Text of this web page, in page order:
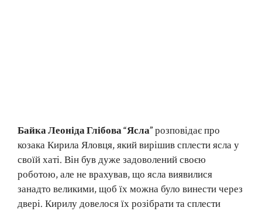
Байка Леоніда Глібова “Ясла”розповідає про
козака Кирила Яловця, який вирішив сплести ясла у
своїй хаті. Він був дуже задоволений своєю
роботою, але не врахував, що ясла виявилися
занадто великими, щоб їх можна було винести через
двері. Кирилу довелося їх розібрати та сплести